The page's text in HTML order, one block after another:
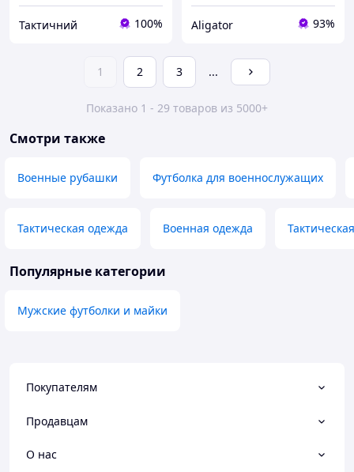
Тактичний 100% Aligator 93%
1 2 3 ...
Показано 1 - 29 товаров из 5000+
Смотри также
Военные рубашки Футболка для военнослужащих
Тактическая одежда Военная одежда
Популярные категории
Мужские футболки и майки
Покупателям
Продавцам
О нас